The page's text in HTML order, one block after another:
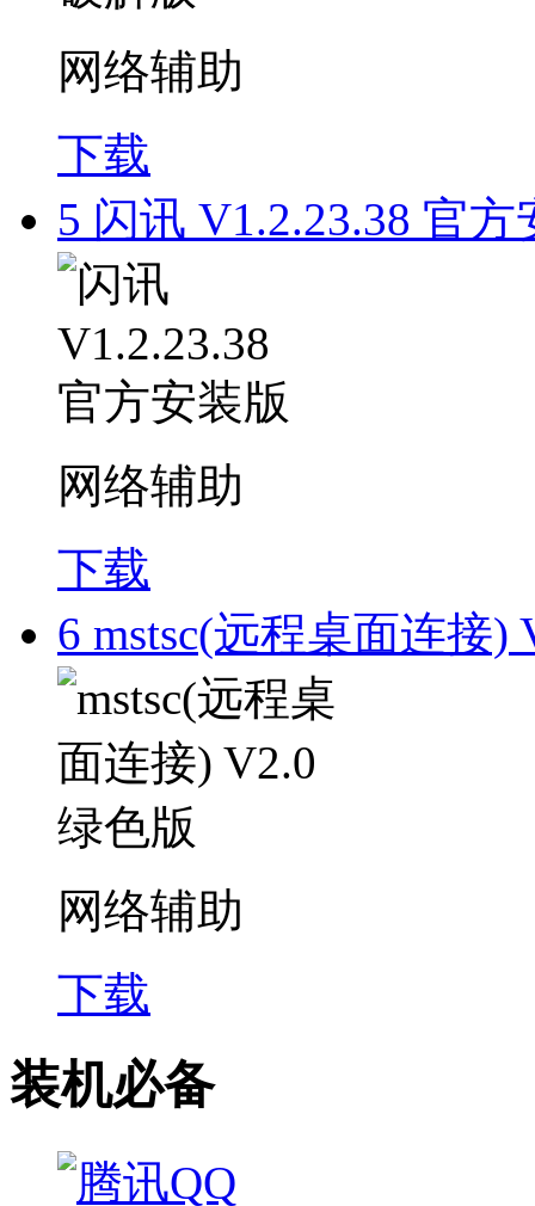
网络辅助
下载
5 闪讯 V1.2.23.38 官方
网络辅助
下载
6 mstsc(远程桌面连接)
网络辅助
下载
装机必备